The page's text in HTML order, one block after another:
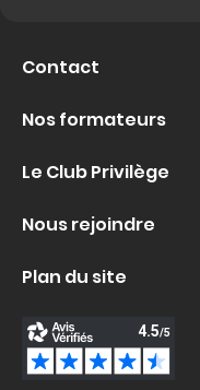
Contact
Nos formateurs
Le Club Privilège
Nous rejoindre
Plan du site